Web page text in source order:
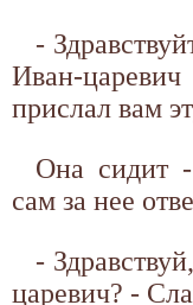
-
Иван-
прислал вам
Она сидит
сам за нее
-
царевич? -